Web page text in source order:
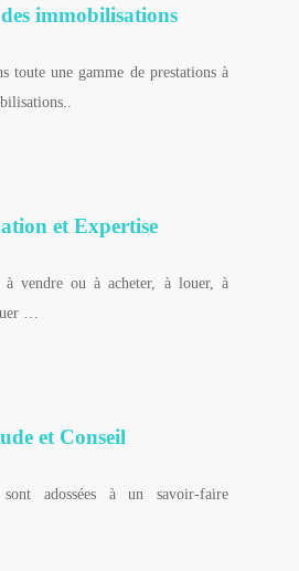
immobilisations
toute une gamme de prestations à
et Expertise
à vendre ou à acheter, à louer, à
…
et Conseil
adossées à un savoir-faire